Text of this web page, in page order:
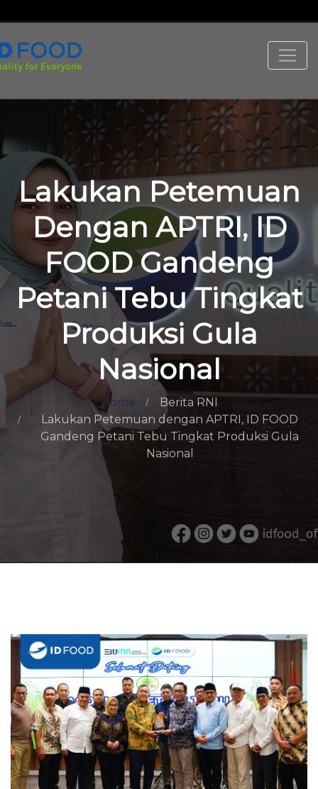
Lakukan Petemuan
Dengan APTRI, ID
FOOD Gandeng
Petani Tebu Tingkat
Produksi Gula
Nasional
Home
Berita RNI
Lakukan Petemuan dengan APTRI, ID FOOD
Gandeng Petani Tebu Tingkat Produksi Gula
Nasional